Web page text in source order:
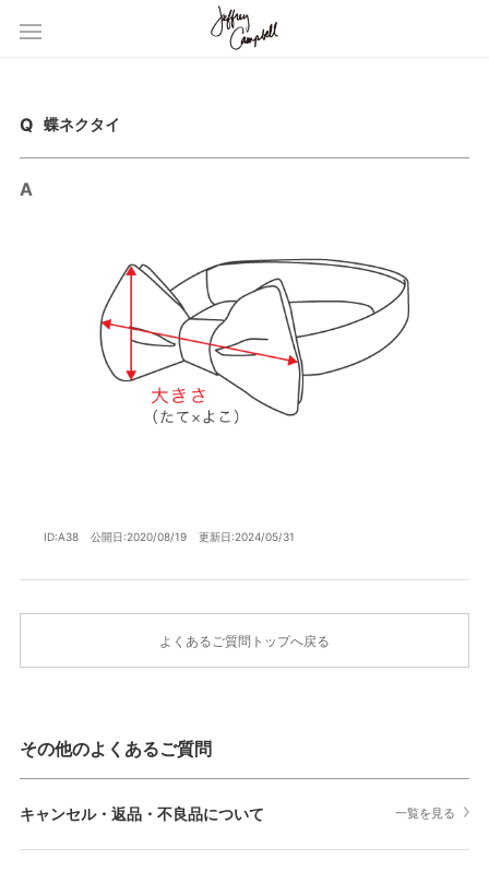
蝶ネクタイ
ID:A38 公開日:2020/08/19 更新日:2024/05/31
よくあるご質問トップへ戻る
その他のよくあるご質問
キャンセル・返品・不良品について 一覧を見る